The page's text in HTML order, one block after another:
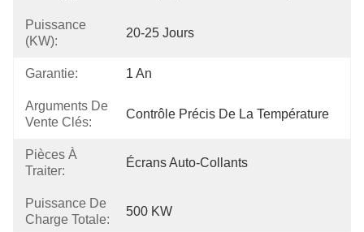
Puissance
(kW):
20-25 Jours
Garantie: 1 An
Arguments De
Vente Clés:
Contrôle Précis De La Température
Pièces À
Traiter:
Écrans Auto-Collants
Puissance De
Charge Totale:
500 KW